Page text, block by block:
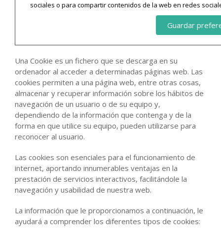
sociales o para compartir contenidos de la web en redes
Guardar
Una Cookie es un fichero que se descarga en su
ordenador al acceder a determinadas páginas web. Las
cookies permiten a una página web, entre otras cosas,
almacenar y recuperar información sobre los hábitos de
navegación de un usuario o de su equipo y,
dependiendo de la información que contenga y de la
forma en que utilice su equipo, pueden utilizarse para
reconocer al usuario.
Las cookies son esenciales para el funcionamiento de
internet, aportando innumerables ventajas en la
prestación de servicios interactivos, facilitándole la
navegación y usabilidad de nuestra web.
La información que le proporcionamos a continuación, le
ayudará a comprender los diferentes tipos de cookies: